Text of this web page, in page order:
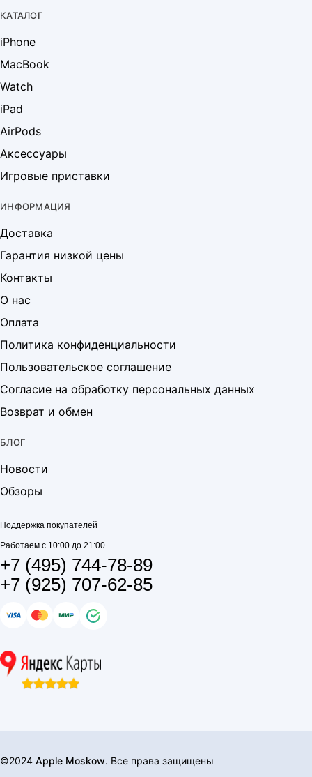
КАТАЛОГ
iPhone
MacBook
Watch
iPad
AirPods
Аксессуары
Игровые приставки
ИНФОРМАЦИЯ
Доставка
Гарантия низкой цены
Контакты
О нас
Оплата
Политика конфиденциальности
Пользовательское соглашение
Согласие на обработку персональных данных
Возврат и обмен
БЛОГ
Новости
Обзоры
Поддержка покупателей
Работаем с 10:00 до 21:00
+7 (495) 744-78-89
+7 (925) 707-62-85
©2024 Apple Moskow. Все права защищены